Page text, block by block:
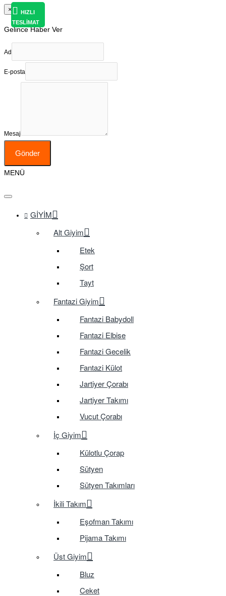
×
Gelince Haber Ver
Ad
E-posta
Mesaj
Gönder
MENÜ
GIYIM
Alt Giyim
Etek
Şort
Tayt
Fantazi Giyim
Fantazi Babydoll
Fantazi Elbise
Fantazi Gecelik
Fantazi Külot
Jartiyer Çorabı
Jartiyer Takımı
Vucut Çorabı
İç Giyim
Külotlu Çorap
Sütyen
Sütyen Takımları
İkili Takım
Eşofman Takımı
Pijama Takımı
Üst Giyim
Bluz
Ceket
HIZLI
TESLİMAT